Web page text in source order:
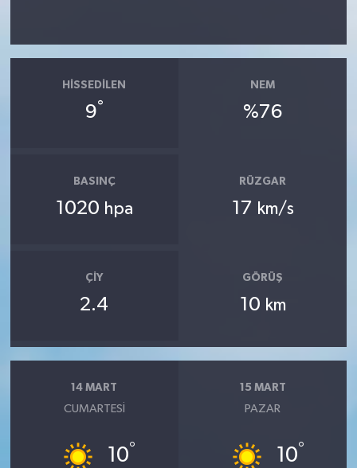
HISSEDILEN
9°
NEM
%76
BASINÇ
1020 hpa
RÜZGAR
17 km/s
ÇIY
2.4
GÖRÜŞ
10 km
14 MART
CUMARTESI
10°
15 MART
PAZAR
10°